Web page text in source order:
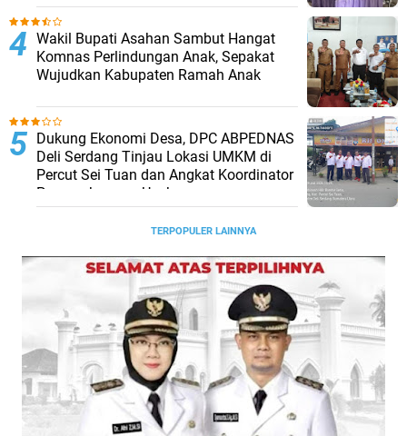
Wakil Bupati Asahan Sambut Hangat
Komnas Perlindungan Anak, Sepakat
Wujudkan Kabupaten Ramah Anak
Dukung Ekonomi Desa, DPC ABPEDNAS
Deli Serdang Tinjau Lokasi UMKM di
Percut Sei Tuan dan Angkat Koordinator
Pengembangan Usaha
TERPOPULER LAINNYA